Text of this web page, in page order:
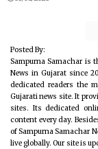
Posted By:
Sampurna Samachar is
News in Gujarat since
dedicated readers the
Gujarati news site. It
sites. Its dedicated
content every day.
of Sampurna Samachar
live globally. Our site is